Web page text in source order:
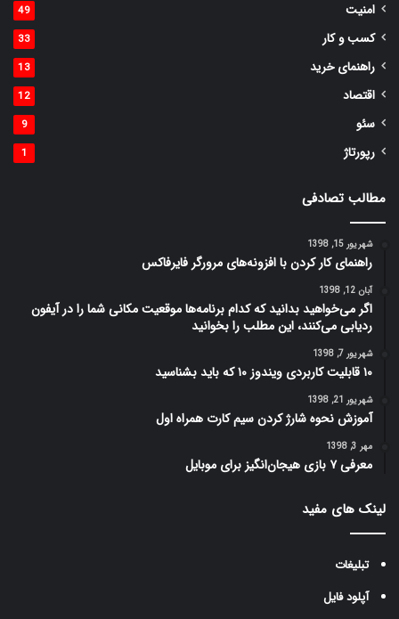
امنیت 49
کسب و کار 33
راهنمای خرید 13
اقتصاد 12
سئو 9
رپورتاژ 1
مطالب تصادفی
شهریور 15, 1398
راهنمای کار کردن با افزونه‌های مرورگر فایرفاکس
آبان 12, 1398
اگر می‌خواهید بدانید که کدام برنامه‌ها موقعیت مکانی شما را در آیفون
ردیابی می‌کنند، این مطلب را بخوانید
شهریور 7, 1398
۱۰ قابلیت کاربردی ویندوز ۱۰ که باید بشناسید
شهریور 21, 1398
آموزش نحوه شارژ کردن سیم کارت همراه اول
مهر 3, 1398
معرفی ۷ بازی هیجان‌انگیز برای موبایل
لینک های مفید
تبلیغات
آپلود فایل